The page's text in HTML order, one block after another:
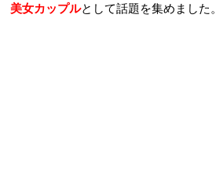
美女カップルとして話題を集めました。